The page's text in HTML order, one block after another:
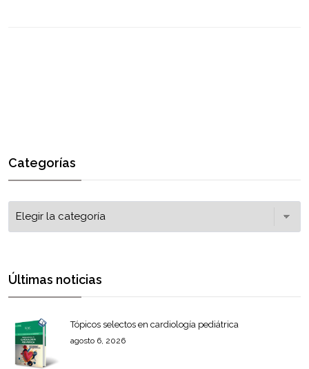
Categorías
Últimas noticias
Tópicos selectos en cardiología pediátrica
agosto 6, 2026